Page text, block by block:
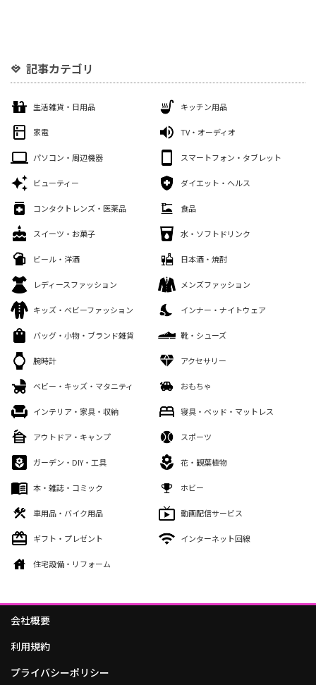
記事カテゴリ
生活雑貨・日用品 キッチン用品
家電 TV・オーディオ
パソコン・周辺機器 スマートフォン・タブレット
ビューティー ダイエット・ヘルス
コンタクトレンズ・医薬品 食品
スイーツ・お菓子 水・ソフトドリンク
ビール・洋酒 日本酒・焼酎
レディースファッション メンズファッション
キッズ・ベビーファッション インナー・ナイトウェア
バッグ・小物・ブランド雑貨 靴・シューズ
腕時計 アクセサリー
ベビー・キッズ・マタニティ おもちゃ
インテリア・家具・収納 寝具・ベッド・マットレス
アウトドア・キャンプ スポーツ
ガーデン・DIY・工具 花・観葉植物
本・雑誌・コミック ホビー
車用品・バイク用品 動画配信サービス
ギフト・プレゼント インターネット回線
住宅設備・リフォーム
会社概要
利用規約
プライバシーポリシー